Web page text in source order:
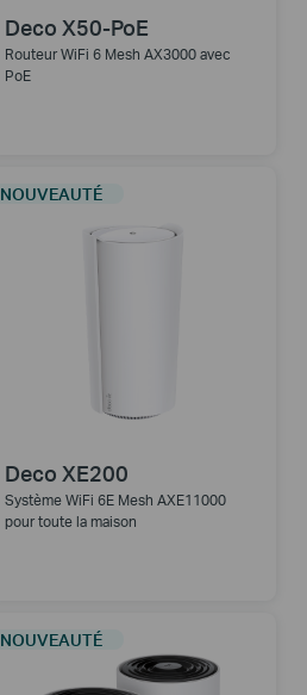
Deco X50-PoE
Routeur WiFi 6 Mesh AX3000 avec
PoE
NOUVEAUTÉ
Deco XE200
Système WiFi 6E Mesh AXE11000
pour toute la maison
NOUVEAUTÉ